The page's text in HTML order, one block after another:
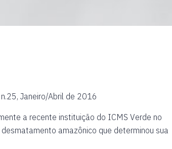
Janeiro/Abril de 2016
a recente instituição do ICMS Verde no
amazônico que determinou sua